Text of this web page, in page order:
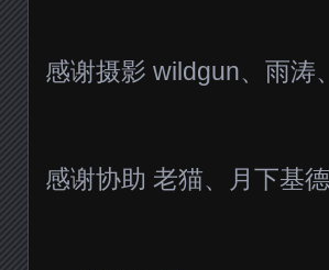
感谢摄影 wildgun、雨涛
感谢协助 老猫、月下基